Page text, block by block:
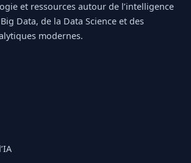
et ressources autour de l’intelligence
Data, de la Data Science et des
modernes.